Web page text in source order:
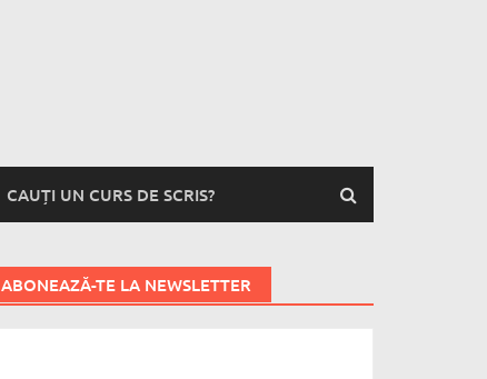
CAUȚI UN CURS DE SCRIS?
ABONEAZĂ-TE LA NEWSLETTER